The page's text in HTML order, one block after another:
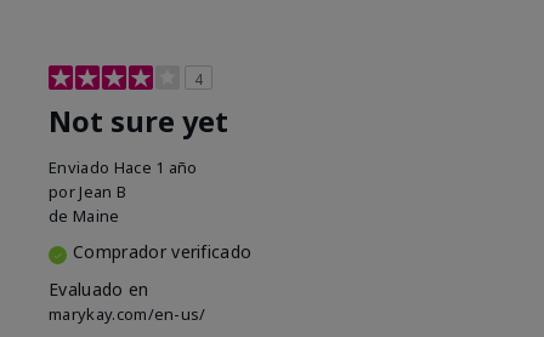
4
Not sure yet
Enviado Hace 1 año
por Jean B
de Maine
Comprador verificado
Evaluado en
marykay.com/en-us/